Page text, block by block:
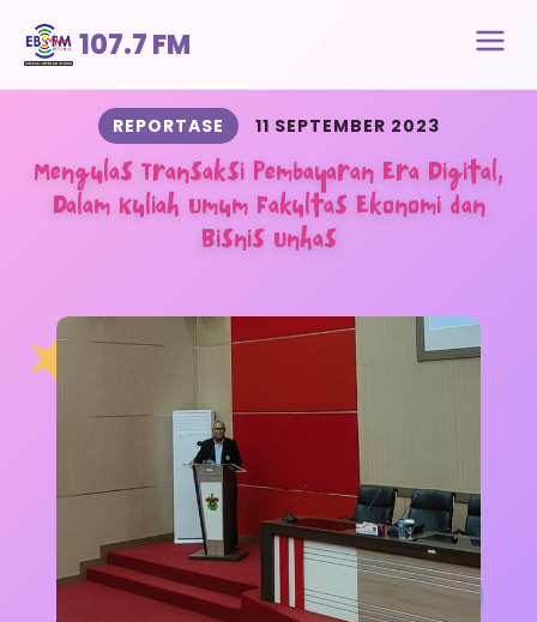
107.7 FM
REPORTASE 11 SEPTEMBER 2023
Mengulas Transaksi Pembayaran Era Digital,
Dalam Kuliah Umum Fakultas Ekonomi dan
Bisnis Unhas